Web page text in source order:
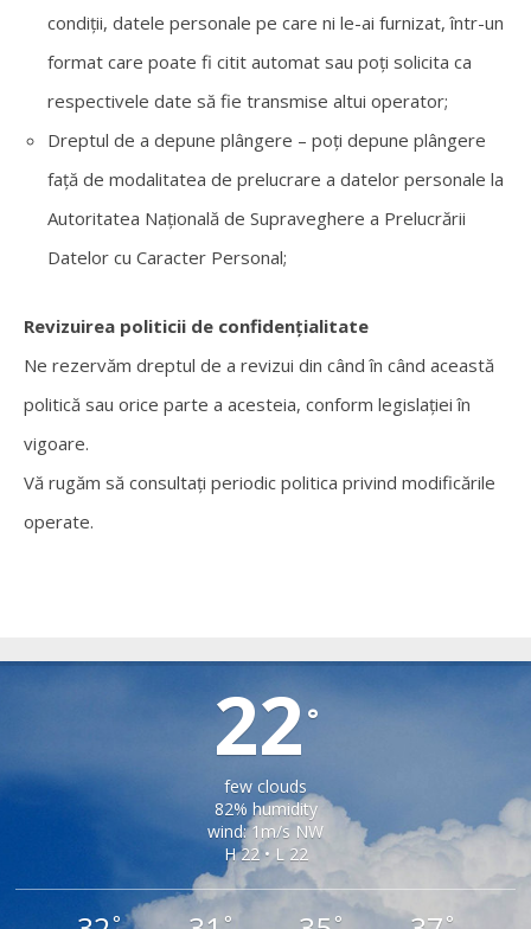
condiții, datele personale pe care ni le-ai furnizat, într-un
format care poate fi citit automat sau poți solicita ca
respectivele date să fie transmise altui operator;
Dreptul de a depune plângere – poți depune plângere
față de modalitatea de prelucrare a datelor personale la
Autoritatea Națională de Supraveghere a Prelucrării
Datelor cu Caracter Personal;
Revizuirea politicii de confidențialitate
Ne rezervăm dreptul de a revizui din când în când această
politică sau orice parte a acesteia, conform legislației în
vigoare.
Vă rugăm să consultați periodic politica privind modificările
operate.
22°
few clouds
82% humidity
wind: 1m/s NW
H 22 • L 22
° ° ° °